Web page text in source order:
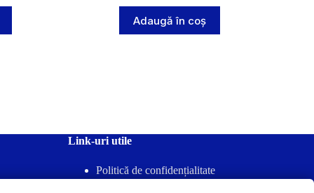
Adaugă în coș
Link-uri utile
Politică de confidențialitate
Termeni & Condiții